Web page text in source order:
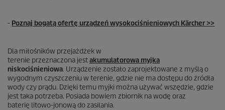
- Poznaj bogatą ofertę urządzeń wysokociśnieniowych Kärcher >>
Dla miłośników przejażdżek w
terenie przeznaczona jestakumulatorowa myjka
niskociśnieniowa. Urządzenie zostało zaprojektowane z myślą o
wygodnym czyszczeniu w terenie, gdzie nie ma dostępu do źródła
wody czy prądu. Dzięki temu myjki można używać wszędzie, gdzie
jest taka potrzeba. Posiada bowiem zbiornik na wodę oraz
baterię litowo-jonową do zasilania.